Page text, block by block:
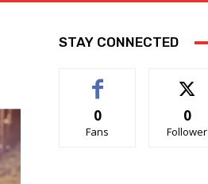
STAY CONNECTED
0
Fans
0
Follower